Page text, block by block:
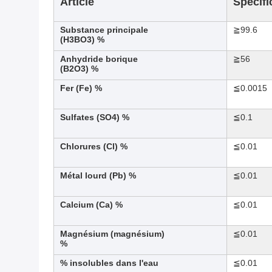
Substance principale
(H3BO3) %
≧99.6
Anhydride borique
(B2O3) %
≧56
Fer (Fe) % ≦0.0015
Sulfates (SO4) % ≦0.1
Chlorures (Cl) % ≦0.01
Métal lourd (Pb) % ≦0.01
Calcium (Ca) % ≦0.01
Magnésium (magnésium)
%
≦0.01
% insolubles dans l'eau ≦0.01